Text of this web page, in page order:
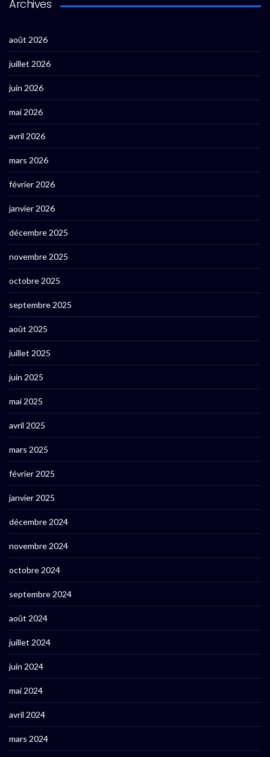
Archives
août 2026
juillet 2026
juin 2026
mai 2026
avril 2026
mars 2026
février 2026
janvier 2026
décembre 2025
novembre 2025
octobre 2025
septembre 2025
août 2025
juillet 2025
juin 2025
mai 2025
avril 2025
mars 2025
février 2025
janvier 2025
décembre 2024
novembre 2024
octobre 2024
septembre 2024
août 2024
juillet 2024
juin 2024
mai 2024
avril 2024
mars 2024